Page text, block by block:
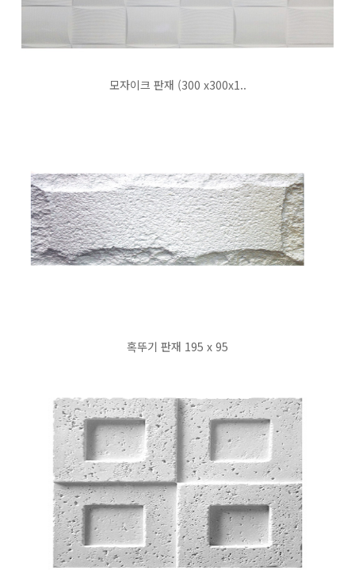
모자이크 판재 (300 x300x1..
혹뚜기 판재 195 x 95